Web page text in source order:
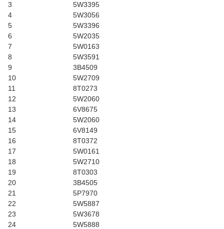
3
5W3395
4
5W3056
5
5W3396
6
5W2035
7
5W0163
8
5W3591
9
3B4509
10
5W2709
11
8T0273
12
5W2060
13
6V8675
14
5W2060
15
6V8149
16
8T0372
17
5W0161
18
5W2710
19
8T0303
20
3B4505
21
5P7970
22
5W5887
23
5W3678
24
5W5888